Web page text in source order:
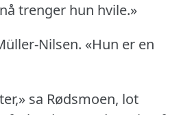
trenger hun hvile.»
Nilsen. «Hun er en
sa Rødsmoen, lot